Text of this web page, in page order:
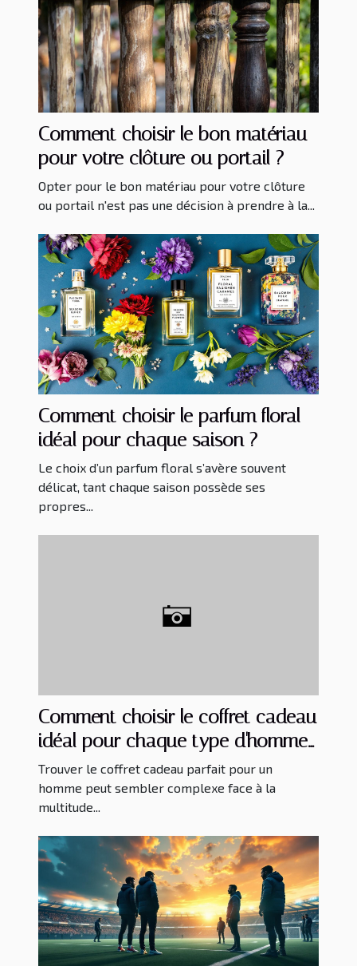
Comment choisir le bon matériau
pour votre clôture ou portail ?
Opter pour le bon matériau pour votre clôture
ou portail n'est pas une décision à prendre à la...
Comment choisir le parfum floral
idéal pour chaque saison ?
Le choix d’un parfum floral s’avère souvent
délicat, tant chaque saison possède ses
propres...
Comment choisir le coffret cadeau
idéal pour chaque type d'homme
?
Trouver le coffret cadeau parfait pour un
homme peut sembler complexe face à la
multitude...